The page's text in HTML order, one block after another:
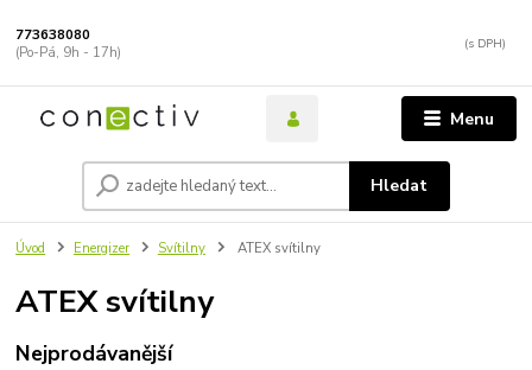
Menu
Hledat
773638080
(Po-Pá, 9h - 17h)
Úvod Energizer Svítilny ATEX svítilny
ATEX svítilny
Nejprodávanější